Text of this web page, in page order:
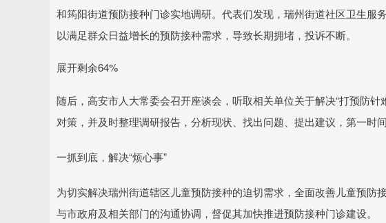
和筠阳街道预防接种门诊实地调研。代表们发现，瑞州街道社区卫生服
以满足群众日益增长的预防接种需求，导致长期拥堵，投诉不断。
展开剩余64%
随后，高安市人大常委会召开座谈会，听取相关单位关于解决“打预防
对策，并及时整理调研报告，分析现状、找出问题、提出建议，第一时
一抓到底，解决“烦心事”
为切实解决瑞州街道辖区儿童预防接种的迫切需求，全面改善儿童预防
与市政府及相关部门的沟通协调，督促其加快推进预防接种门诊建设。